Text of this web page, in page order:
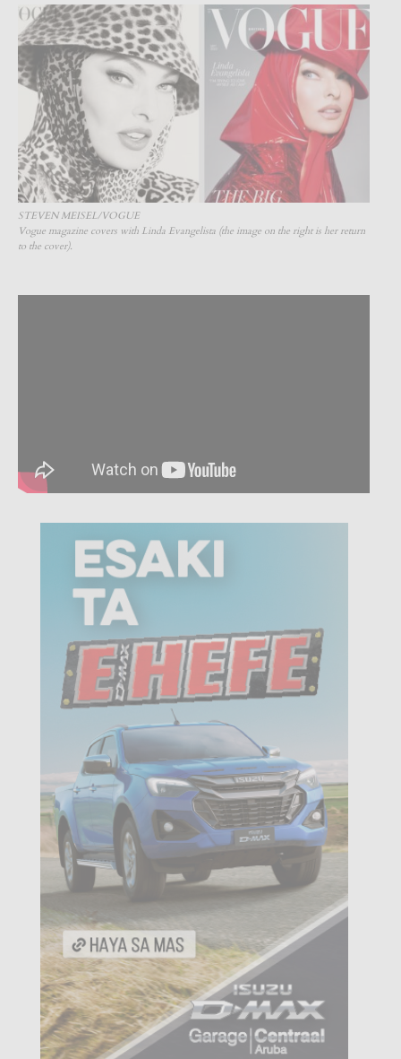
STEVEN MEISEL/VOGUE
Vogue magazine covers with Linda Evangelista (the image on the right is her return
to the cover).